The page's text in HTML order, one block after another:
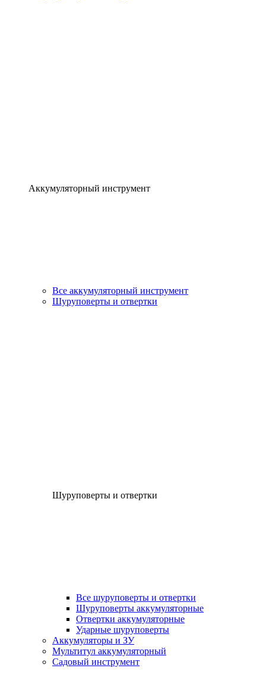
Аккумуляторный инструмент
Все аккумуляторный инструмент
Шуруповерты и отвертки
Шуруповерты и отвертки
Все шуруповерты и отвертки
Шуруповерты аккумуляторные
Отвертки аккумуляторные
Ударные шуруповерты
Аккумуляторы и ЗУ
Мультитул аккумуляторный
Садовый инструмент